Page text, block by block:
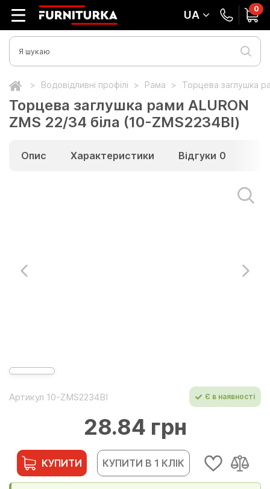
UA 0
Водовідливні профілі Рама Торцева заглушка
Торцева заглушка рами ALURON
ZMS 22/34 біла (10-ZMS2234BI)
Опис Характеристики Відгуки 0
Артикул 10-ZMS2234BI Є в наявності
28.84 грн
КУПИТИ КУПИТИ В 1 КЛІК